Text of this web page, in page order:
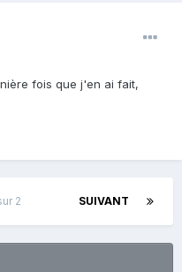
fois que j'en ai fait,
SUIVANT
2